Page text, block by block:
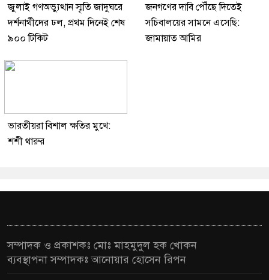
জুলাই গণঅভ্যুত্থান স্মৃতি জাদুঘরে
দর্শনার্থীদের ঢল, প্রথম দিনেই শেষ
৯০০ টিকিট
জনগণের দাবি পৌঁছে দিতেই
সচিবালয়ের সামনে এসেছি:
জামায়াত আমির
ভারতীয়রা বিশাল ক্ষতির মুখে:
শশী থারুর
সম্পাদক ও প্রকাশকঃ মোঃ মাহমুদুল হক খোকন
ব্যবস্থাপনা সম্পাদকঃ আনোয়ার হোসেন রিপন